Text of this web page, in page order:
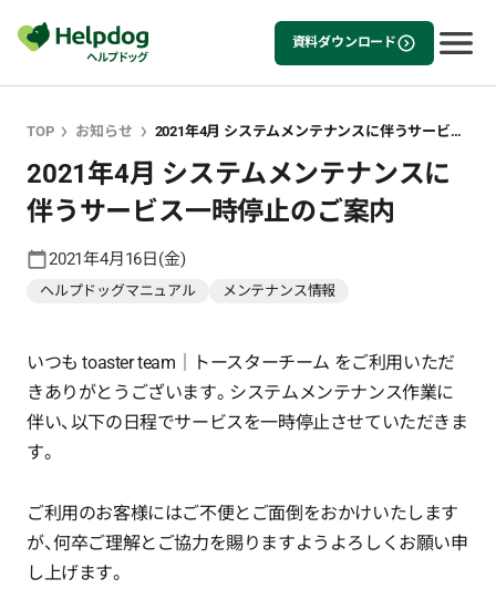
資料ダウンロード
TOP お知らせ 2021年4月 システムメンテナンスに伴うサービス一時停止のご案内
2021年4月 システムメンテナンスに
伴うサービス一時停止のご案内
2021年4月16日(金)
ヘルプドッグマニュアル メンテナンス情報
いつも toaster team｜トースターチーム をご利用いただ
きありがとうございます。システムメンテナンス作業に
伴い、以下の日程でサービスを一時停止させていただきま
す。
ご利用のお客様にはご不便とご面倒をおかけいたします
が、何卒ご理解とご協力を賜りますようよろしくお願い申
し上げます。